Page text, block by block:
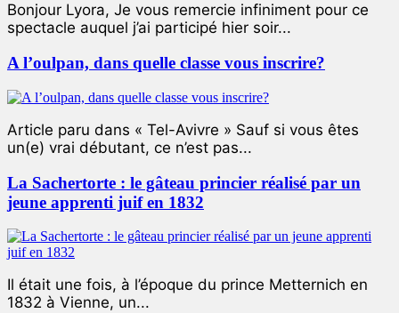
Bonjour Lyora, Je vous remercie infiniment pour ce
spectacle auquel j’ai participé hier soir...
A l’oulpan, dans quelle classe vous inscrire?
Article paru dans « Tel-Avivre » Sauf si vous êtes
un(e) vrai débutant, ce n’est pas...
La Sachertorte : le gâteau princier réalisé par un
jeune apprenti juif en 1832
Il était une fois, à l’époque du prince Metternich en
1832 à Vienne, un...